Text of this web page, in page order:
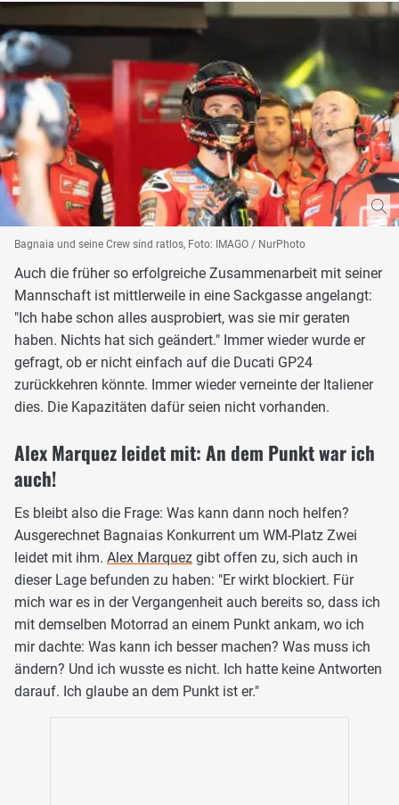
Bagnaia und seine Crew sind ratlos, Foto: IMAGO / NurPhoto
Auch die früher so erfolgreiche Zusammenarbeit mit seiner
Mannschaft ist mittlerweile in eine Sackgasse angelangt:
"Ich habe schon alles ausprobiert, was sie mir geraten
haben. Nichts hat sich geändert." Immer wieder wurde er
gefragt, ob er nicht einfach auf die Ducati GP24
zurückkehren könnte. Immer wieder verneinte der Italiener
dies. Die Kapazitäten dafür seien nicht vorhanden.
Alex Marquez leidet mit: An dem Punkt war ich
auch!
Es bleibt also die Frage: Was kann dann noch helfen?
Ausgerechnet Bagnaias Konkurrent um WM-Platz Zwei
leidet mit ihm. Alex Marquez gibt offen zu, sich auch in
dieser Lage befunden zu haben: "Er wirkt blockiert. Für
mich war es in der Vergangenheit auch bereits so, dass ich
mit demselben Motorrad an einem Punkt ankam, wo ich
mir dachte: Was kann ich besser machen? Was muss ich
ändern? Und ich wusste es nicht. Ich hatte keine Antworten
darauf. Ich glaube an dem Punkt ist er."